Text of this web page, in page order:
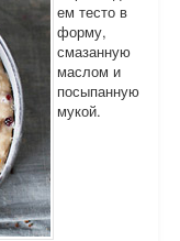
ем тесто в
форму,
смазанную
маслом и
посыпанную
мукой.